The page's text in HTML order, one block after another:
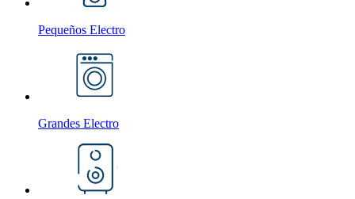
Pequeños Electro
Grandes Electro